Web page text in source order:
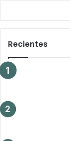
Recientes